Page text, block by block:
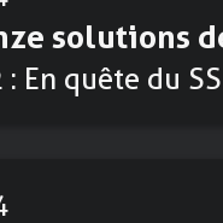
solutions
En quête du